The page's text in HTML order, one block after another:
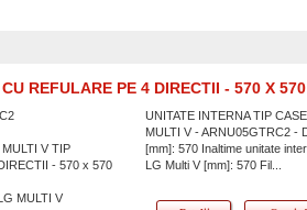
REFULARE PE 4 DIRECTII - 570 X
V TIP
- 570 x 570
MULTI V
UNITATE INTERNA TIP
MULTI V - ARNU05GTRC2 -
[mm]: 570 Inaltime unitate
LG Multi V [mm]: 570 Fil...